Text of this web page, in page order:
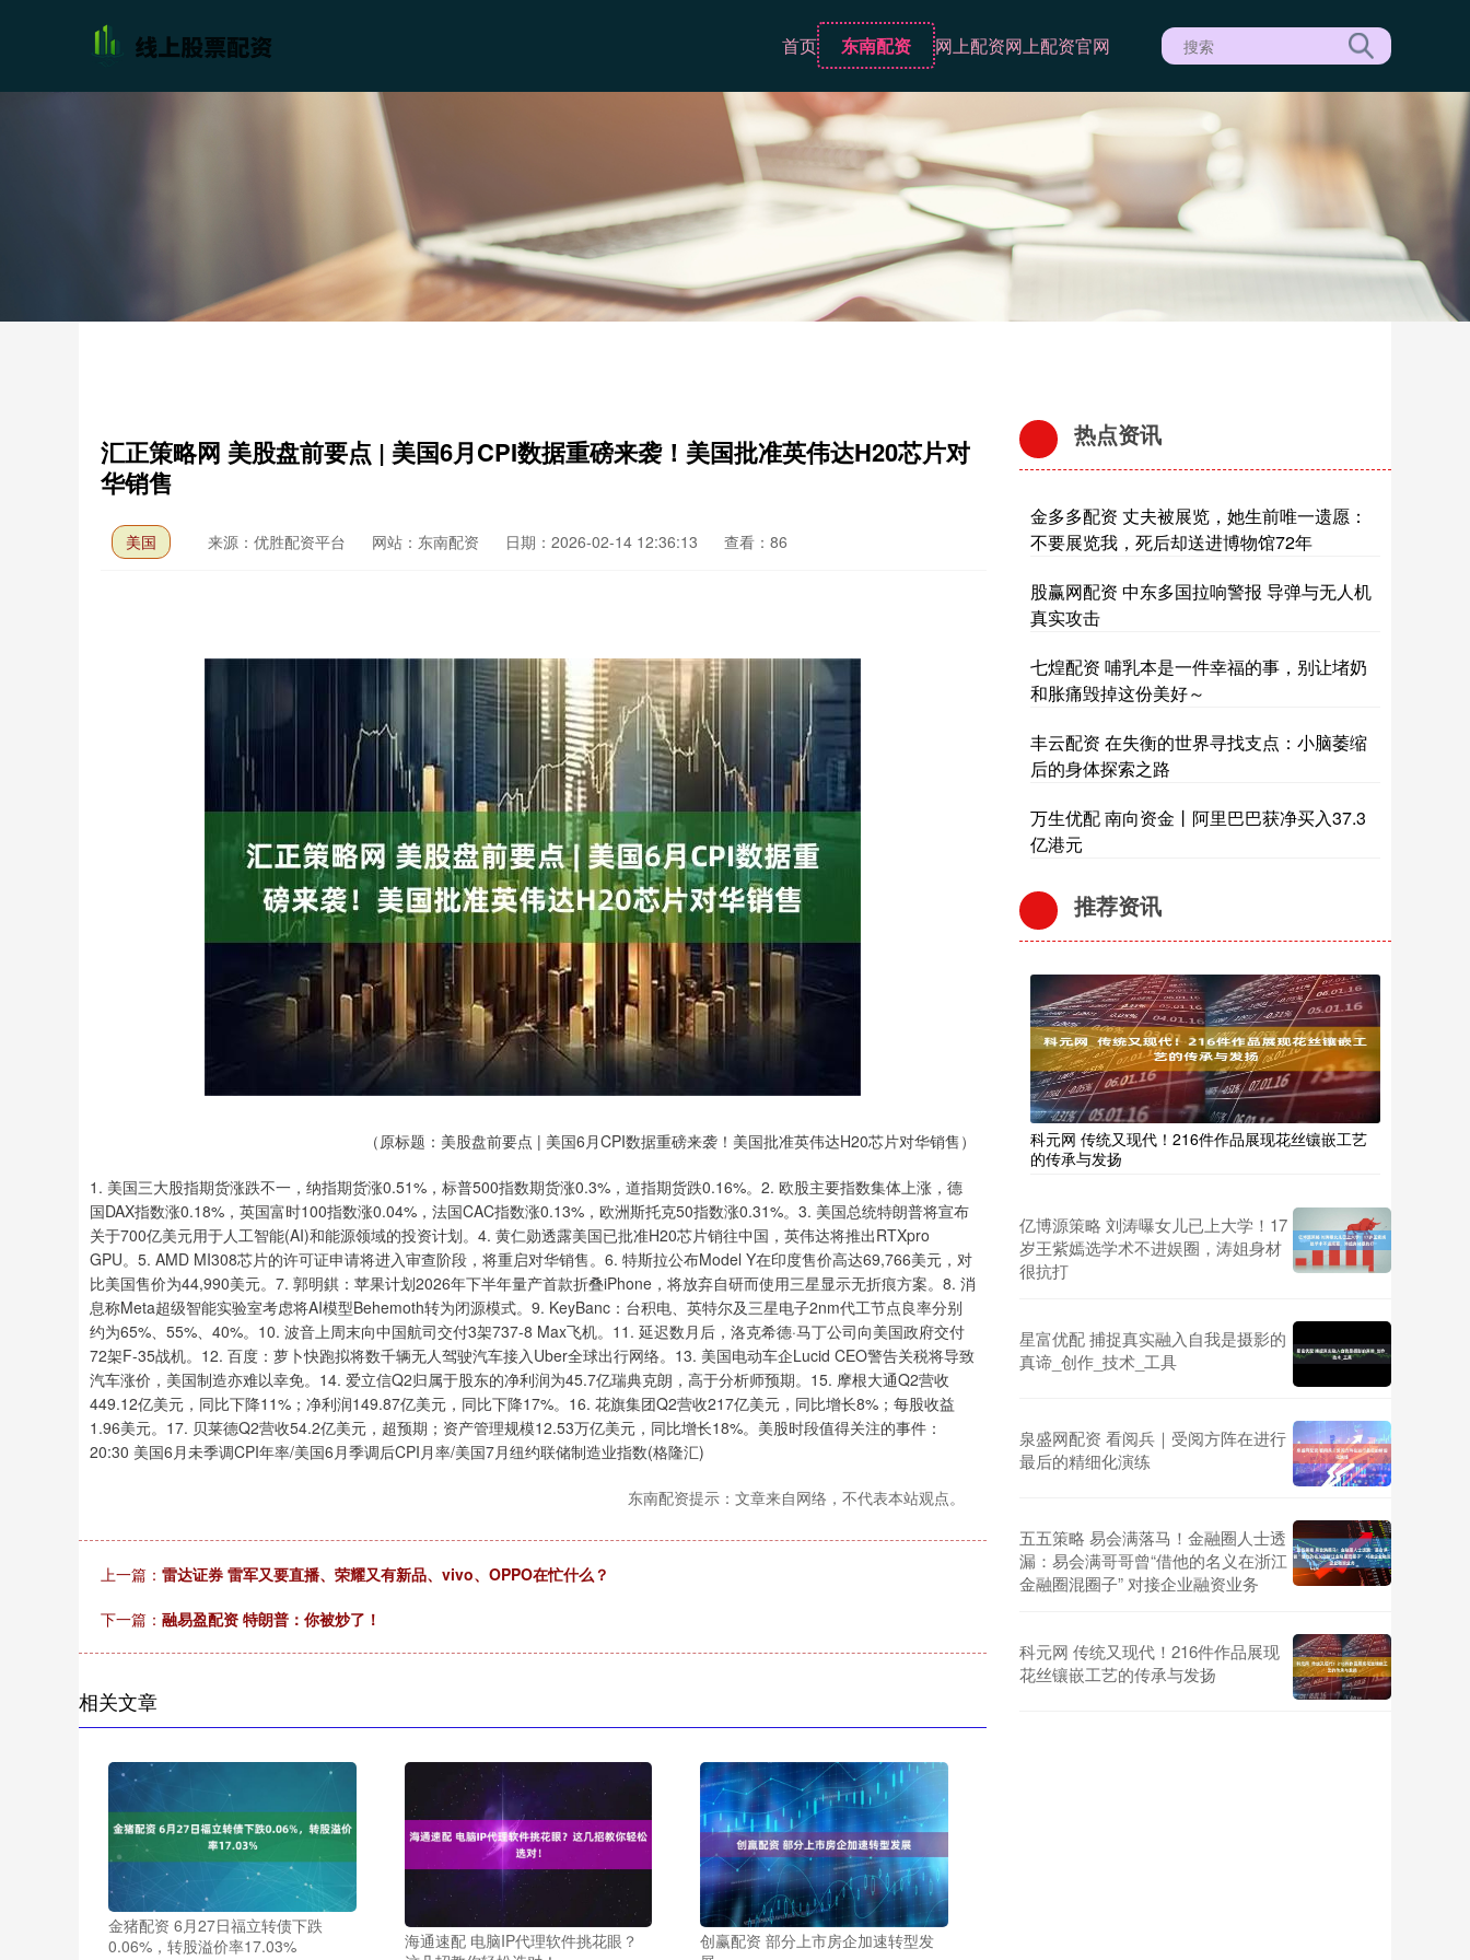
首页 东南配资 网上配资网上配资官网
汇正策略网 美股盘前要点 | 美国6月CPI数据重磅来袭！美国批准英伟达H20芯片对
华销售
美国 来源：优胜配资平台 网站：东南配资 日期：2026-02-14 12:36:13 查看：86
（原标题：美股盘前要点 | 美国6月CPI数据重磅来袭！美国批准英伟达H20芯片对华销售）
1. 美国三大股指期货涨跌不一，纳指期货涨0.51%，标普500指数期货涨0.3%，道指期货跌0.16%。2. 欧股主要指数集体上涨，德
国DAX指数涨0.18%，英国富时100指数涨0.04%，法国CAC指数涨0.13%，欧洲斯托克50指数涨0.31%。3. 美国总统特朗普将宣布
关于700亿美元用于人工智能(AI)和能源领域的投资计划。4. 黄仁勋透露美国已批准H20芯片销往中国，英伟达将推出RTXpro
GPU。5. AMD MI308芯片的许可证申请将进入审查阶段，将重启对华销售。6. 特斯拉公布Model Y在印度售价高达69,766美元，对
比美国售价为44,990美元。7. 郭明錤：苹果计划2026年下半年量产首款折叠iPhone，将放弃自研而使用三星显示无折痕方案。8. 消
息称Meta超级智能实验室考虑将AI模型Behemoth转为闭源模式。9. KeyBanc：台积电、英特尔及三星电子2nm代工节点良率分别
约为65%、55%、40%。10. 波音上周末向中国航司交付3架737-8 Max飞机。11. 延迟数月后，洛克希德·马丁公司向美国政府交付
72架F-35战机。12. 百度：萝卜快跑拟将数千辆无人驾驶汽车接入Uber全球出行网络。13. 美国电动车企Lucid CEO警告关税将导致
汽车涨价，美国制造亦难以幸免。14. 爱立信Q2归属于股东的净利润为45.7亿瑞典克朗，高于分析师预期。15. 摩根大通Q2营收
449.12亿美元，同比下降11%；净利润149.87亿美元，同比下降17%。16. 花旗集团Q2营收217亿美元，同比增长8%；每股收益
1.96美元。17. 贝莱德Q2营收54.2亿美元，超预期；资产管理规模12.53万亿美元，同比增长18%。美股时段值得关注的事件：
20:30 美国6月未季调CPI年率/美国6月季调后CPI月率/美国7月纽约联储制造业指数(格隆汇)
东南配资提示：文章来自网络，不代表本站观点。
上一篇： 雷达证券 雷军又要直播、荣耀又有新品、vivo、OPPO在忙什么？
下一篇： 融易盈配资 特朗普：你被炒了！
相关文章
金猪配资 6月27日福立转债下跌
0.06%，转股溢价率17.03%
海通速配 电脑IP代理软件挑花眼？
创赢配资 部分上市房企加速转型发
热点资讯
金多多配资 丈夫被展览，她生前唯一遗愿：
不要展览我，死后却送进博物馆72年
股赢网配资 中东多国拉响警报 导弹与无人机
真实攻击
七煌配资 哺乳本是一件幸福的事，别让堵奶
和胀痛毁掉这份美好～
丰云配资 在失衡的世界寻找支点：小脑萎缩
后的身体探索之路
万生优配 南向资金丨阿里巴巴获净买入37.3
亿港元
推荐资讯
科元网 传统又现代！216件作品展现花丝镶嵌工艺
的传承与发扬
亿博源策略 刘涛曝女儿已上大学！17
岁王紫嫣选学术不进娱圈，涛姐身材
很抗打
星富优配 捕捉真实融入自我是摄影的
真谛_创作_技术_工具
泉盛网配资 看阅兵｜受阅方阵在进行
最后的精细化演练
五五策略 易会满落马！金融圈人士透
漏：易会满哥哥曾“借他的名义在浙江
金融圈混圈子” 对接企业融资业务
科元网 传统又现代！216件作品展现
花丝镶嵌工艺的传承与发扬